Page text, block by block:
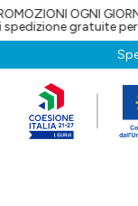
GIORNO 👉
per ordini